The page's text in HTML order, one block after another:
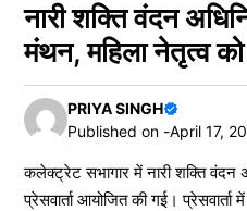
नारी शक्ति वंदन
मंथन, महिला नेतृत्व
PRIYA SINGH
Published on -April 17,
कलेक्ट्रेट सभागार में नारी शक्ति वंदन
प्रेसवार्ता आयोजित की गई। प्रेसवार्ता में